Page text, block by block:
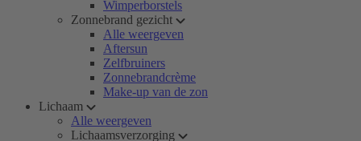
Wimperborstels
Zonnebrand gezicht
Alle weergeven
Aftersun
Zelfbruiners
Zonnebrandcrème
Make-up van de zon
Lichaam
Alle weergeven
Lichaamsverzorging